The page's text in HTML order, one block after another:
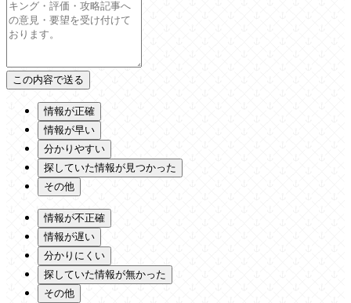
情報が正確
情報が早い
分かりやすい
探していた情報が見つかった
その他
情報が不正確
情報が遅い
分かりにくい
探していた情報が無かった
その他